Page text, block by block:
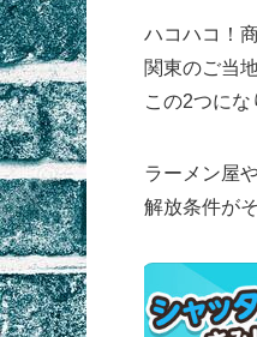
ハコハコ！
関東のご当
この2つにな
ラーメン屋
解放条件が